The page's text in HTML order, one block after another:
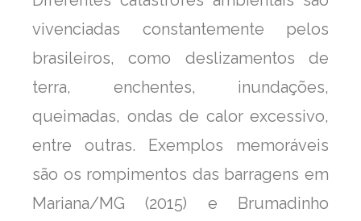
vivenciadas constantemente pelos
brasileiros, como deslizamentos de
terra, enchentes, inundações,
queimadas, ondas de calor excessivo,
entre outras. Exemplos memoráveis
são os rompimentos das barragens em
Mariana/MG (2015) e Brumadinho